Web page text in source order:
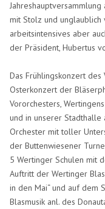
mit Stolz und
arbeitsintensives aber
der Präsident, Hubertus
Das Frühlingskonzert des
Osterkonzert der
Vororchesters,
und in unserer Stadthalle
Orchester mit toller
der Buttenwiesener
5 Wertinger Schulen mit
Auftritt der Wertinger
in den Mai“ und auf dem
Blasmusik anl. des